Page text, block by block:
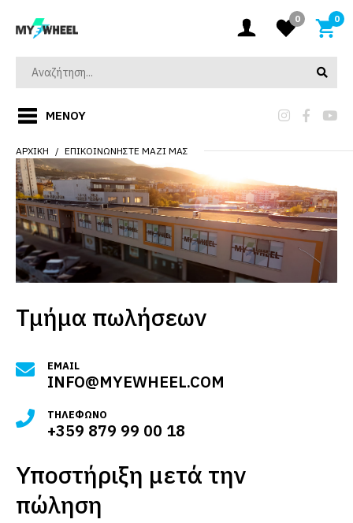
0 0
ΜΕΝΟΎ
ΑΡΧΙΚΉ ΕΠΙΚΟΙΝΩΝΉΣΤΕ ΜΑΖΊ ΜΑΣ
Τμήμα πωλήσεων
EMAIL
INFO@MYEWHEEL.COM
ΤΗΛΈΦΩΝΟ
+359 879 99 00 18
Υποστήριξη μετά την
πώληση